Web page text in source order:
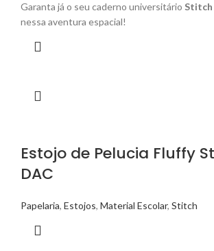
Garanta já o seu caderno universitário Stitch
nessa aventura espacial!
Estojo de Pelucia Fluffy
DAC
Papelaria, Estojos, Material Escolar, Stitch